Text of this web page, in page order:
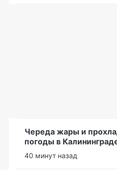
Череда жары и
погоды в
40 минут назад